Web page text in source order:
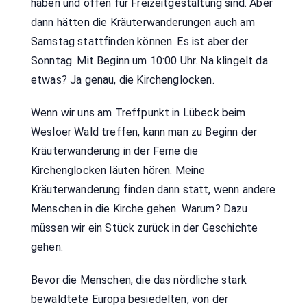
haben und offen für Freizeitgestaltung sind. Aber
dann hätten die Kräuterwanderungen auch am
Samstag stattfinden können. Es ist aber der
Sonntag. Mit Beginn um 10:00 Uhr. Na klingelt da
etwas? Ja genau, die Kirchenglocken.
Wenn wir uns am Treffpunkt in Lübeck beim
Wesloer Wald treffen, kann man zu Beginn der
Kräuterwanderung in der Ferne die
Kirchenglocken läuten hören. Meine
Kräuterwanderung finden dann statt, wenn andere
Menschen in die Kirche gehen. Warum? Dazu
müssen wir ein Stück zurück in der Geschichte
gehen.
Bevor die Menschen, die das nördliche stark
bewaldtete Europa besiedelten, von der